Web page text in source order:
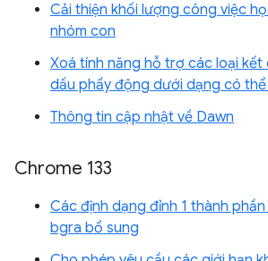
Cải thiện khối lượng công việc
nhóm con
Xoá tính năng hỗ trợ các loại
dấu phẩy động dưới dạng có
Thông tin cập nhật về Dawn
Chrome 133
Các định dạng đỉnh 1 thành
bgra bổ sung